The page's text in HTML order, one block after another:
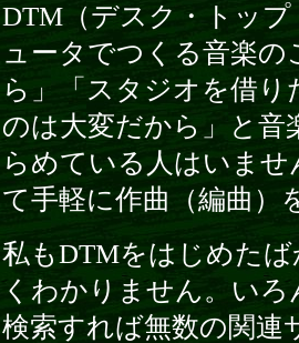
DTM（デスク・トッ
ュータでつくる音楽
ら」「スタジオを借
のは大変だから」と
らめている人はいま
て手軽に作曲（編曲
私もDTMをはじめた
くわかりません。い
検索すれば無数の関連